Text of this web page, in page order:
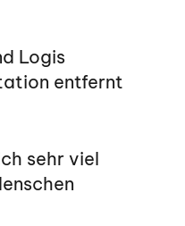
Logis
entfernt
sehr viel